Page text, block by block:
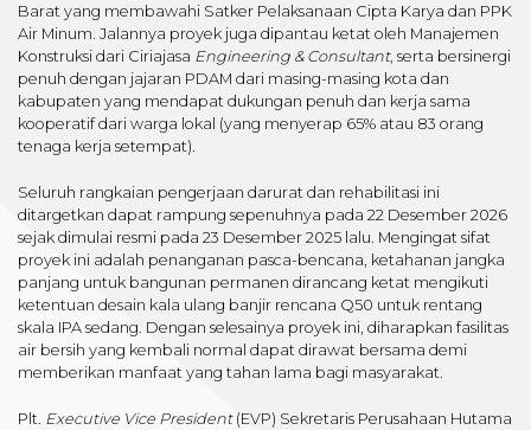
Barat yang membawahi Satker Pelaksanaan Cipta Karya dan PPK
Air Minum. Jalannya proyek juga dipantau ketat oleh Manajemen
Konstruksi dari Ciriajasa Engineering & Consultant, serta bersinergi
penuh dengan jajaran PDAM dari masing-masing kota dan
kabupaten yang mendapat dukungan penuh dan kerja sama
kooperatif dari warga lokal (yang menyerap 65% atau 83 orang
tenaga kerja setempat).
Seluruh rangkaian pengerjaan darurat dan rehabilitasi ini
ditargetkan dapat rampung sepenuhnya pada 22 Desember 2026
sejak dimulai resmi pada 23 Desember 2025 lalu. Mengingat sifat
proyek ini adalah penanganan pasca-bencana, ketahanan jangka
panjang untuk bangunan permanen dirancang ketat mengikuti
ketentuan desain kala ulang banjir rencana Q50 untuk rentang
skala IPA sedang. Dengan selesainya proyek ini, diharapkan fasilitas
air bersih yang kembali normal dapat dirawat bersama demi
memberikan manfaat yang tahan lama bagi masyarakat.
Plt. Executive Vice President (EVP) Sekretaris Perusahaan Hutama